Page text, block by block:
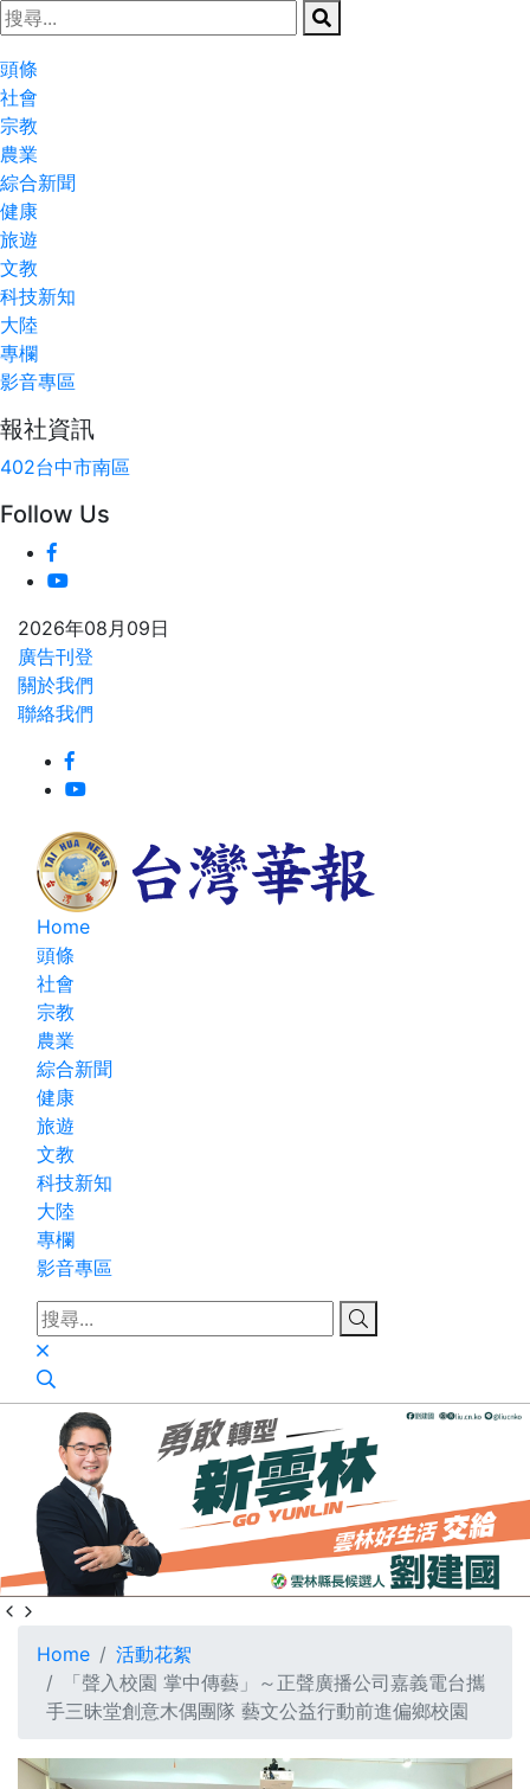
頭條
社會
宗教
農業
綜合新聞
健康
旅遊
文教
科技新知
大陸
專欄
影音專區
報社資訊
402台中市南區
Follow Us
2026年08月09日
廣告刊登
關於我們
聯絡我們
Home
頭條
社會
宗教
農業
綜合新聞
健康
旅遊
文教
科技新知
大陸
專欄
影音專區
Home
活動花絮
「聲入校園 掌中傳藝」～正聲廣播公司嘉義電台攜
手三昧堂創意木偶團隊 藝文公益行動前進偏鄉校園